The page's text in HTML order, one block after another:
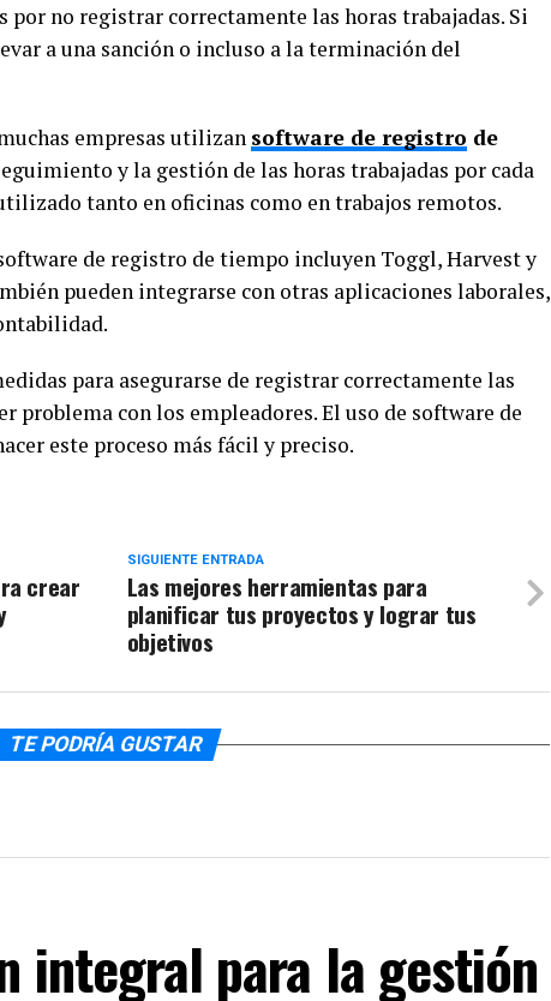
por no registrar correctamente las horas trabajadas. Si
a una sanción o incluso a la terminación del
empresas utilizan software de registro de
y la gestión de las horas trabajadas por cada
tanto en oficinas como en trabajos remotos.
de registro de tiempo incluyen Toggl, Harvest y
pueden integrarse con otras aplicaciones laborales,
para asegurarse de registrar correctamente las
problema con los empleadores. El uso de software de
este proceso más fácil y preciso.
SIGUIENTE ENTRADA
Las mejores herramientas para
planificar tus proyectos y lograr tus
objetivos
crear
TE PODRÍA GUSTAR
integral para la gestión